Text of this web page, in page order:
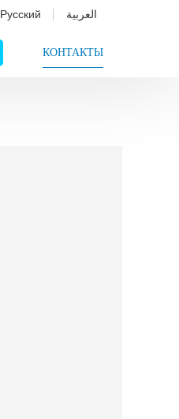
Русский العربية
КОНТАКТЫ